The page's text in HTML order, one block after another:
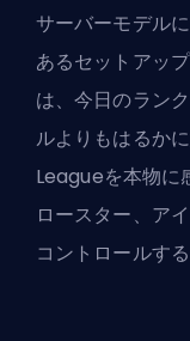
サーバーモデル
あるセットアッ
は、今日のラン
ルよりもはるか
Leagueを本物に
ロースター、ア
コントロールす